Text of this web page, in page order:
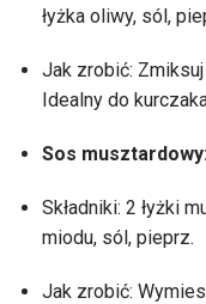
łyżka oliwy, sól,
Jak zrobić:
Idealny do
Sos
Składniki: 2 łyżki
miodu, sól, pieprz.
Jak zrobić: